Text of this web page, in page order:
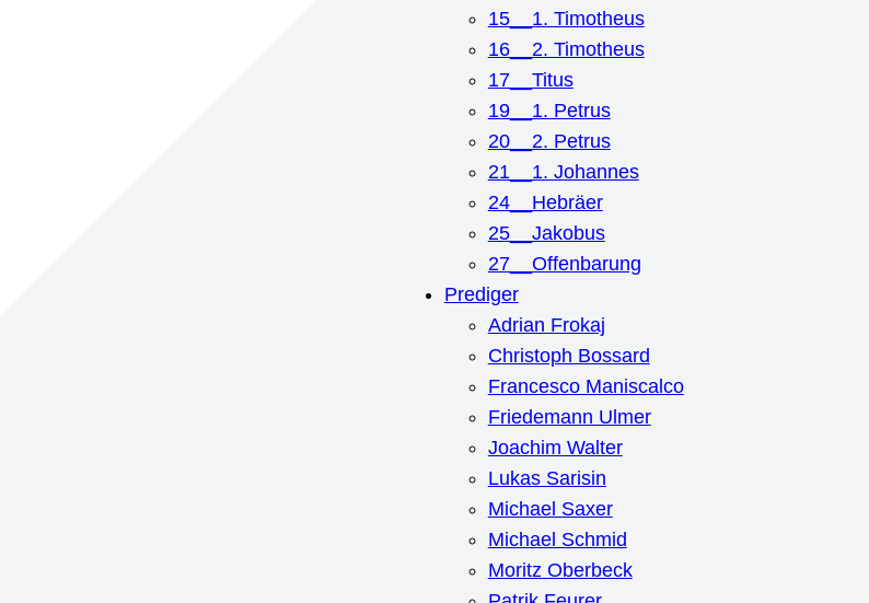
15__1. Timotheus
16__2. Timotheus
17__Titus
19__1. Petrus
20__2. Petrus
21__1. Johannes
24__Hebräer
25__Jakobus
27__Offenbarung
Prediger
Adrian Frokaj
Christoph Bossard
Francesco Maniscalco
Friedemann Ulmer
Joachim Walter
Lukas Sarisin
Michael Saxer
Michael Schmid
Moritz Oberbeck